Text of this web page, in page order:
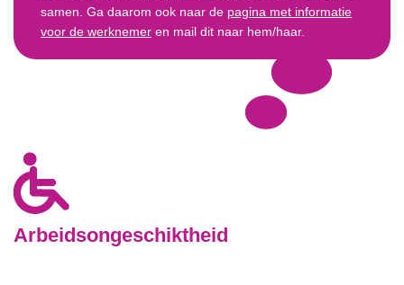
Arbeidsongeschiktheid
samen. Ga daarom ook naar de pagina met informatie
voor de werknemer en mail dit naar hem/haar.